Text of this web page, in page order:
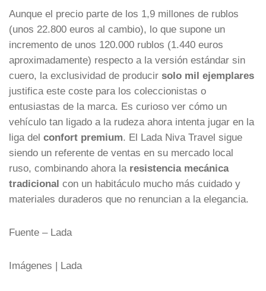
Aunque el precio parte de los 1,9 millones de rublos
(unos 22.800 euros al cambio), lo que supone un
incremento de unos 120.000 rublos (1.440 euros
aproximadamente) respecto a la versión estándar sin
cuero, la exclusividad de producir solo mil ejemplares
justifica este coste para los coleccionistas o
entusiastas de la marca. Es curioso ver cómo un
vehículo tan ligado a la rudeza ahora intenta jugar en la
liga del confort premium. El Lada Niva Travel sigue
siendo un referente de ventas en su mercado local
ruso, combinando ahora la resistencia mecánica
tradicional con un habitáculo mucho más cuidado y
materiales duraderos que no renuncian a la elegancia.
Fuente – Lada
Imágenes | Lada